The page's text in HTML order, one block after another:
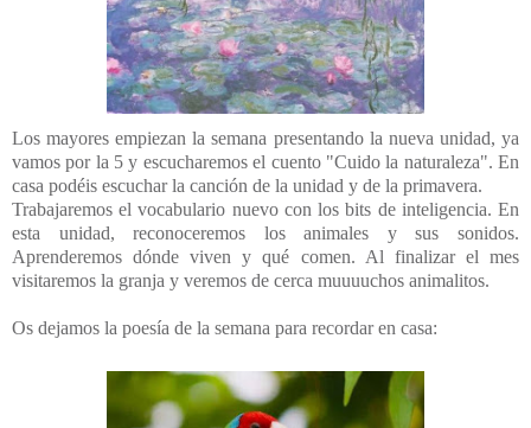
Los mayores empiezan la semana presentando la nueva unidad, ya
vamos por la 5 y escucharemos el cuento "Cuido la naturaleza". En
casa podéis escuchar la canción de la unidad y de la primavera.
Trabajaremos el vocabulario nuevo con los bits de inteligencia. En
esta unidad, reconoceremos los animales y sus sonidos.
Aprenderemos dónde viven y qué comen. Al finalizar el mes
visitaremos la granja y veremos de cerca muuuuchos animalitos.
Os dejamos la poesía de la semana para recordar en casa: